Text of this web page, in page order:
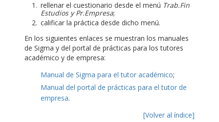
rellenar el cuestionario desde el menú Trab.Fin
Estudios y Pr.Empresa;
calificar la práctica desde dicho menú.
En los siguientes enlaces se muestran los manuales
de Sigma y del portal de prácticas para los tutores
académico y de empresa:
Manual de Sigma para el tutor académico;
Manual del portal de prácticas para el tutor de
empresa.
[Volver al índice]